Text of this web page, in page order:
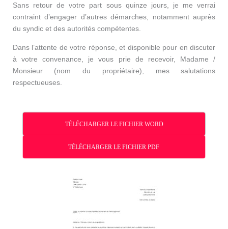
Sans retour de votre part sous quinze jours, je me verrai
contraint d’engager d’autres démarches, notamment auprès
du syndic et des autorités compétentes.
Dans l’attente de votre réponse, et disponible pour en discuter
à votre convenance, je vous prie de recevoir, Madame /
Monsieur (nom du propriétaire), mes salutations
respectueuses.
TÉLÉCHARGER LE FICHIER WORD
TÉLÉCHARGER LE FICHIER PDF